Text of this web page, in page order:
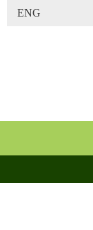
ENG